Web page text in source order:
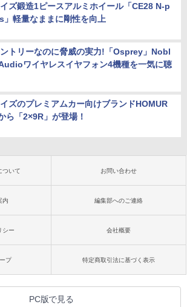
ズ鍛造1ピースアルミホイール「CE28 N-p
」軽量なままに剛性を向上
トリーなのに脅威の実力!「Osprey」Nobl
ワイヤレスイヤフォン4機種を一気に聴
ズのプレミアムカー向けブランドHOMUR
ら「2×9R」が登場！
ついて お問い合わせ
内 編集部へのご連絡
シー 会社概要
プ 特定商取引法に基づく表示
PC版で見る